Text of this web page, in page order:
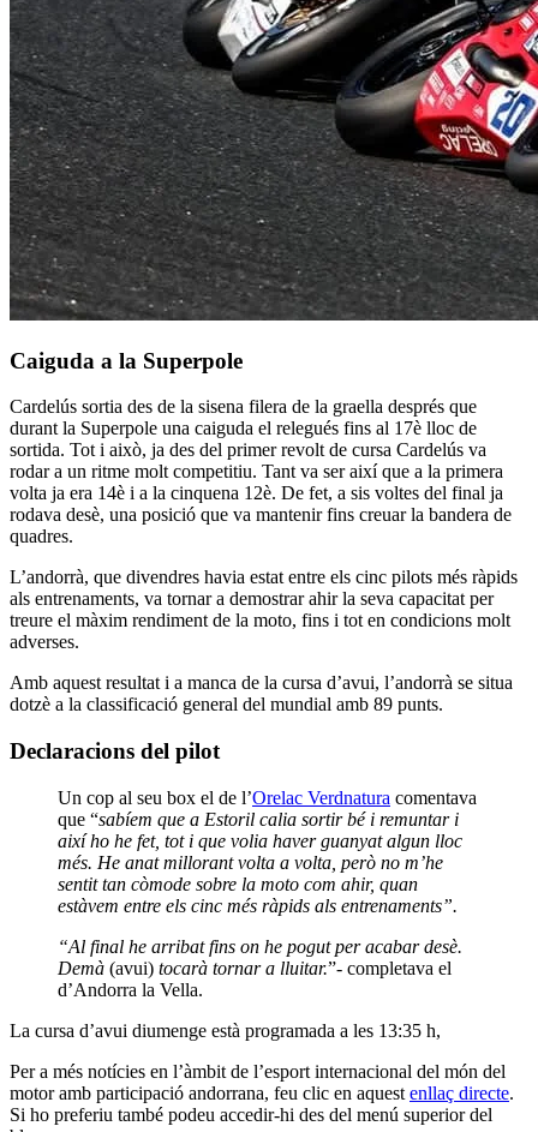
Caiguda a la Superpole
Cardelús sortia des de la sisena filera de la graella després que
durant la Superpole una caiguda el relegués fins al 17è lloc de
sortida. Tot i això, ja des del primer revolt de cursa Cardelús va
rodar a un ritme molt competitiu. Tant va ser així que a la primera
volta ja era 14è i a la cinquena 12è. De fet, a sis voltes del final ja
rodava desè, una posició que va mantenir fins creuar la bandera de
quadres.
L’andorrà, que divendres havia estat entre els cinc pilots més ràpids
als entrenaments, va tornar a demostrar ahir la seva capacitat per
treure el màxim rendiment de la moto, fins i tot en condicions molt
adverses.
Amb aquest resultat i a manca de la cursa d’avui, l’andorrà se situa
dotzè a la classificació general del mundial amb 89 punts.
Declaracions del pilot
Un cop al seu box el de l’Orelac Verdnatura comentava
que “sabíem que a Estoril calia sortir bé i remuntar i
així ho he fet, tot i que volia haver guanyat algun lloc
més. He anat millorant volta a volta, però no m’he
sentit tan còmode sobre la moto com ahir, quan
estàvem entre els cinc més ràpids als entrenaments”.
“Al final he arribat fins on he pogut per acabar desè.
Demà (avui) tocarà tornar a lluitar.”- completava el
d’Andorra la Vella.
La cursa d’avui diumenge està programada a les 13:35 h,
Per a més notícies en l’àmbit de l’esport internacional del món del
motor amb participació andorrana, feu clic en aquest enllaç directe.
Si ho preferiu també podeu accedir-hi des del menú superior del